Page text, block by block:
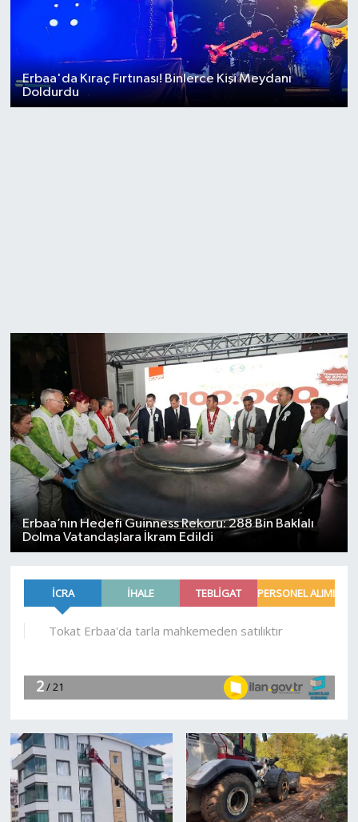
Erbaa'da Kıraç Fırtınası! Binlerce Kişi Meydanı
Doldurdu
Erbaa’nın Hedefi Guinness Rekoru: 288 Bin Baklalı
Dolma Vatandaşlara İkram Edildi